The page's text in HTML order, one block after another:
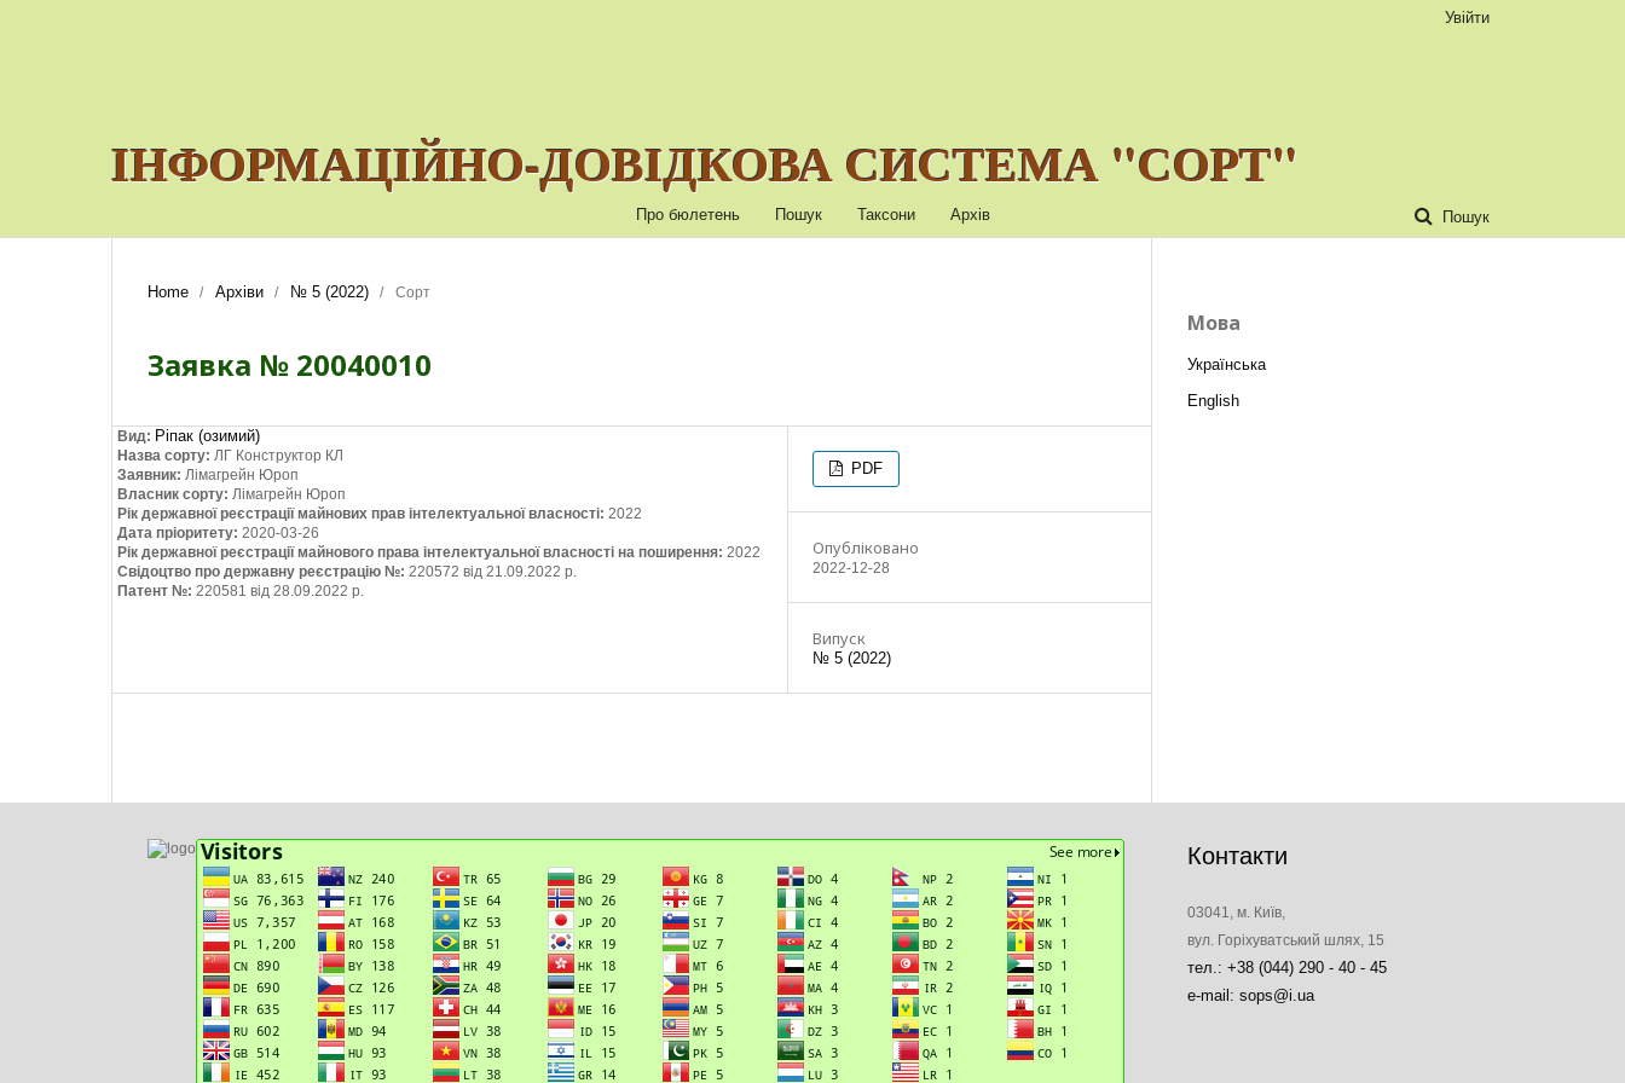
ІНФОРМАЦІЙНО-ДОВІДКОВА СИСТЕМА "СОРТ"
Про бюлетень Пошук Таксони Архів Пошук
Увійти
Home / Архіви / № 5 (2022) / Сорт
Заявка № 20040010
Вид: Ріпак (озимий)
Назва сорту: ЛГ Конструктор КЛ
Заявник: Лімагрейн Юроп
Власник сорту: Лімагрейн Юроп
Рік державної реєстрації майнових прав інтелектуальної власності: 2022
Дата пріоритету: 2020-03-26
Рік державної реєстрації майнового права інтелектуальної власності на поширення: 2022
Свідоцтво про державну реєстрацію №: 220572 від 21.09.2022 р.
Патент №: 220581 від 28.09.2022 р.
PDF
Опубліковано
2022-12-28
Випуск
№ 5 (2022)
Мова
Українська
English
Контакти
03041, м. Київ,
вул. Горіхуватський шлях, 15
тел.: +38 (044) 290 - 40 - 45
e-mail: sops@i.ua